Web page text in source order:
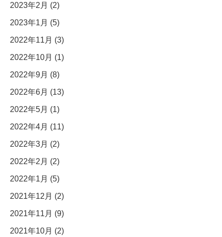
2023年2月 (2)
2023年1月 (5)
2022年11月 (3)
2022年10月 (1)
2022年9月 (8)
2022年6月 (13)
2022年5月 (1)
2022年4月 (11)
2022年3月 (2)
2022年2月 (2)
2022年1月 (5)
2021年12月 (2)
2021年11月 (9)
2021年10月 (2)